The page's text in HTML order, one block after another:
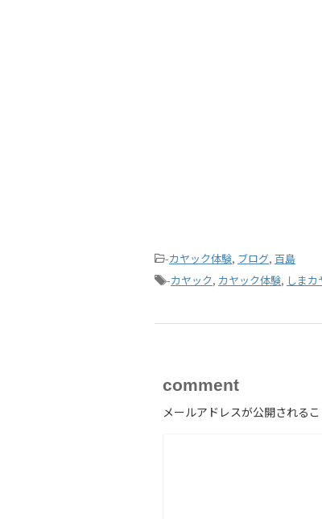
-カヤック体験, ブログ, 百島
-カヤック, カヤック体験, しまカ
comment
メールアドレスが公開されるこ